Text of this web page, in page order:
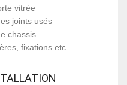
vitrée
joints usés
chassis
fixations etc...